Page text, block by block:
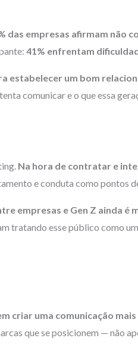
das empresas afirmam não
41% enfrentam
estabelecer um bom
comunicar e o que essa
Na hora de contratar e
e conduta como pontos
empresas e Gen Z ainda
tratando esse público como
criar uma comunicação
que se posicionem — não